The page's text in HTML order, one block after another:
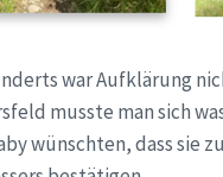
war Aufklärung
musste man sich
wünschten, dass